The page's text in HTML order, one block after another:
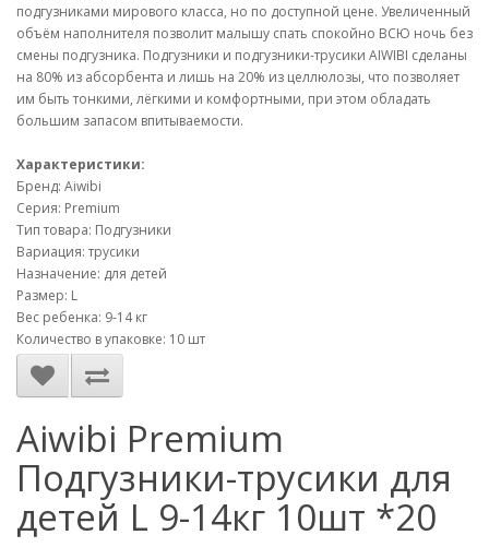
подгузниками мирового класса, но по доступной цене. Увеличенный
объём наполнителя позволит малышу спать спокойно ВСЮ ночь без
смены подгузника. Подгузники и подгузники-трусики AIWIBI сделаны
на 80% из абсорбента и лишь на 20% из целлюлозы, что позволяет
им быть тонкими, лёгкими и комфортными, при этом обладать
большим запасом впитываемости.
Характеристики:
Бренд: Aiwibi
Серия: Premium
Тип товара: Подгузники
Вариация: трусики
Назначение: для детей
Размер: L
Вес ребенка: 9-14 кг
Количество в упаковке: 10 шт
Aiwibi Premium
Подгузники-трусики для
детей L 9-14кг 10шт *20